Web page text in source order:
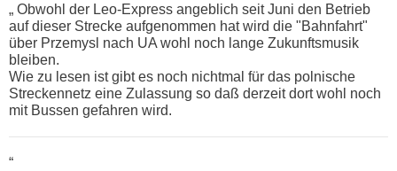
„ Obwohl der Leo-Express angeblich seit Juni den Betrieb
auf dieser Strecke aufgenommen hat wird die "Bahnfahrt"
über Przemysl nach UA wohl noch lange Zukunftsmusik
bleiben.
Wie zu lesen ist gibt es noch nichtmal für das polnische
Streckennetz eine Zulassung so daß derzeit dort wohl noch
mit Bussen gefahren wird.
“